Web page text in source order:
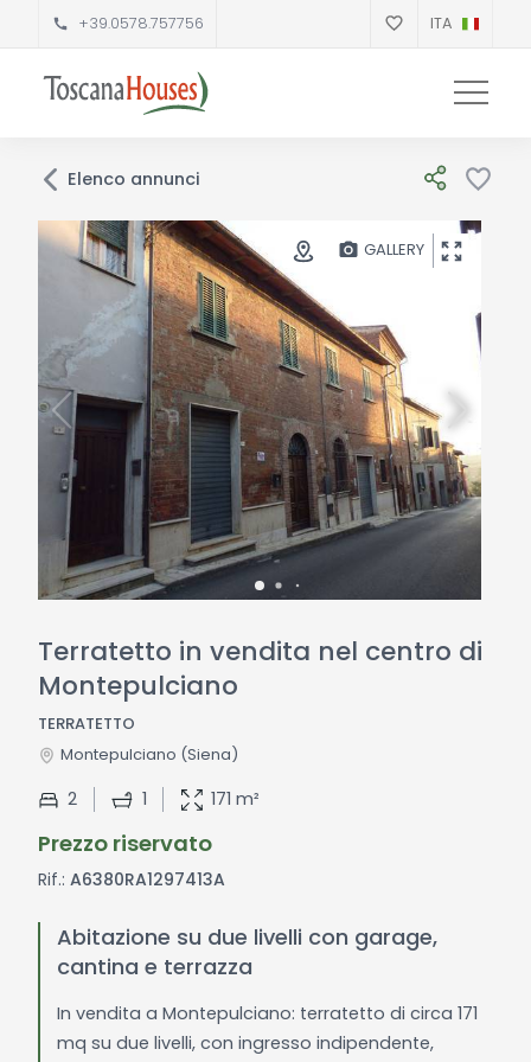
+39.0578.757756 ITA
Elenco annunci
GALLERY
Terratetto in vendita nel centro di
Montepulciano
Montepulciano (Siena)
TERRATETTO
Prezzo riservato
Rif.: A6380RA1297413A
2 1 171 m²
Abitazione su due livelli con garage,
cantina e terrazza
In vendita a Montepulciano: terratetto di circa 171
mq su due livelli, con ingresso indipendente,